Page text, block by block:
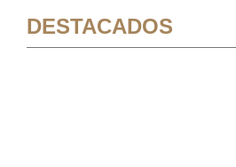
DESTACADOS